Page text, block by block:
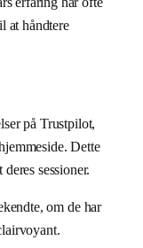
at håndtere
på Trustpilot,
Dette
sessioner.
om de har